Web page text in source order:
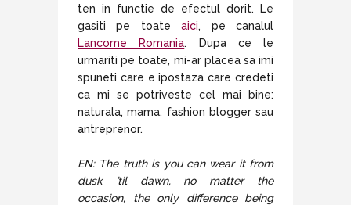
ten in functie de efectul dorit. Le
gasiti pe toateaici, pe canalul
Lancome Romania. Dupa ce le
urmariti pe toate, mi-ar placea sa imi
spuneti care e ipostaza care credeti
ca mi se potriveste cel mai bine:
naturala, mama, fashion blogger sau
antreprenor.
EN: The truth is you can wear it from
dusk ’til dawn, no matter the
occasion, the only difference being